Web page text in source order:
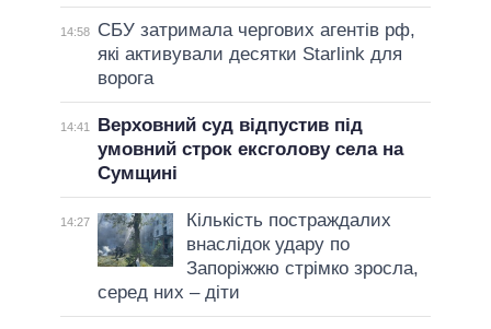
14:58
СБУ затримала чергових агентів рф,
які активували десятки Starlink для
ворога
14:41
Верховний суд відпустив під
умовний строк ексголову села на
Сумщині
14:27
Кількість постраждалих
внаслідок удару по
Запоріжжю стрімко зросла,
серед них – діти